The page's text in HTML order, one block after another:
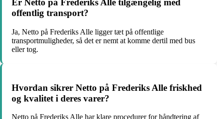
Er Netto på Frederiks Alle tilgængelig med
offentlig transport?
Ja, Netto på Frederiks Alle ligger tæt på offentlige
transportmuligheder, så det er nemt at komme dertil med bus
eller tog.
Hvordan sikrer Netto på Frederiks Alle friskhed
og kvalitet i deres varer?
Netto på Frederiks Alle har klare procedurer for håndtering af